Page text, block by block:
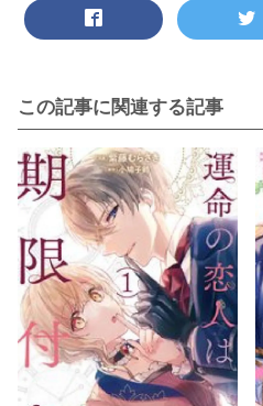
この記事に関連する記事